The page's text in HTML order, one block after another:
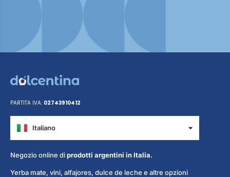
PARTITA IVA: 02743910412
Italiano
Español
Negozio online diprodotti argentini in Italia.
Yerba mate, vini, alfajores, dulce de leche e altre opzioni